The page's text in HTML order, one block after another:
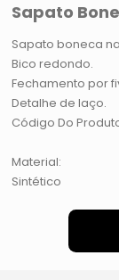
Sapato
Sapato boneca
Bico redondo.
Fechamento por
Detalhe de laço.
Código Do
Material:
Sintético